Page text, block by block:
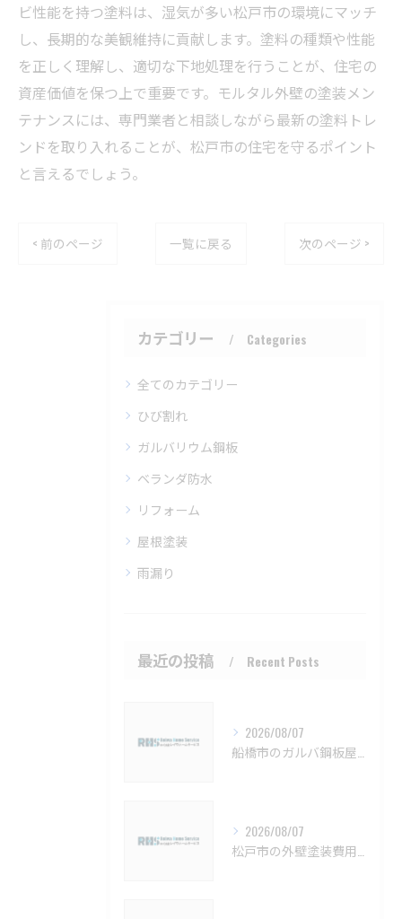
ビ性能を持つ塗料は、湿気が多い松戸市の環境にマッチ
し、長期的な美観維持に貢献します。塗料の種類や性能
を正しく理解し、適切な下地処理を行うことが、住宅の
資産価値を保つ上で重要です。モルタル外壁の塗装メン
テナンスには、専門業者と相談しながら最新の塗料トレ
ンドを取り入れることが、松戸市の住宅を守るポイント
と言えるでしょう。
< 前のページ 一覧に戻る 次のページ >
カテゴリー Categories
全てのカテゴリー
ひび割れ
ガルバリウム鋼板
ベランダ防水
リフォーム
屋根塗装
雨漏り
最近の投稿 Recent Posts
2026/08/07
2026/08/07